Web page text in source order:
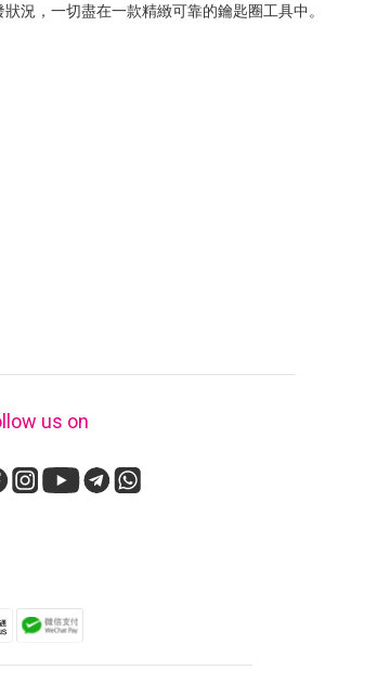
況，一切盡在一款精緻可靠的鑰匙圈工具中。
us on